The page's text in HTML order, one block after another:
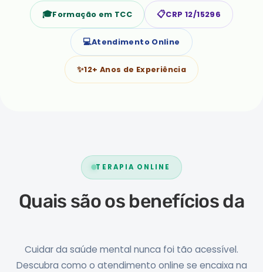
🎓Formação em TCC 📋CRP 12/15296
💻Atendimento Online
✨12+ Anos de Experiência
TERAPIA ONLINE
Quais são os benefícios da
Cuidar da saúde mental nunca foi tão acessível.
Descubra como o atendimento online se encaixa na